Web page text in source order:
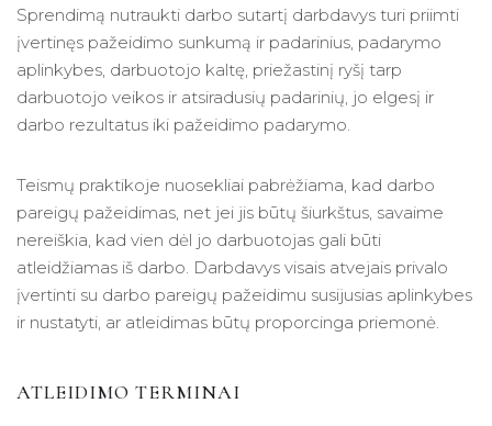
Sprendimą nutraukti darbo sutartį darbdavys turi priimti
įvertinęs pažeidimo sunkumą ir padarinius, padarymo
aplinkybes, darbuotojo kaltę, priežastinį ryšį tarp
darbuotojo veikos ir atsiradusių padarinių, jo elgesį ir
darbo rezultatus iki pažeidimo padarymo.
Teismų praktikoje nuosekliai pabrėžiama, kad darbo
pareigų pažeidimas, net jei jis būtų šiurkštus, savaime
nereiškia, kad vien dėl jo darbuotojas gali būti
atleidžiamas iš darbo. Darbdavys visais atvejais privalo
įvertinti su darbo pareigų pažeidimu susijusias aplinkybes
ir nustatyti, ar atleidimas būtų proporcinga priemonė.
ATLEIDIMO TERMINAI